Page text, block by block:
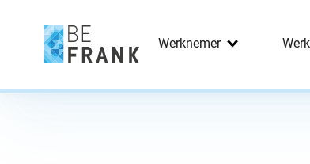
Werknemer